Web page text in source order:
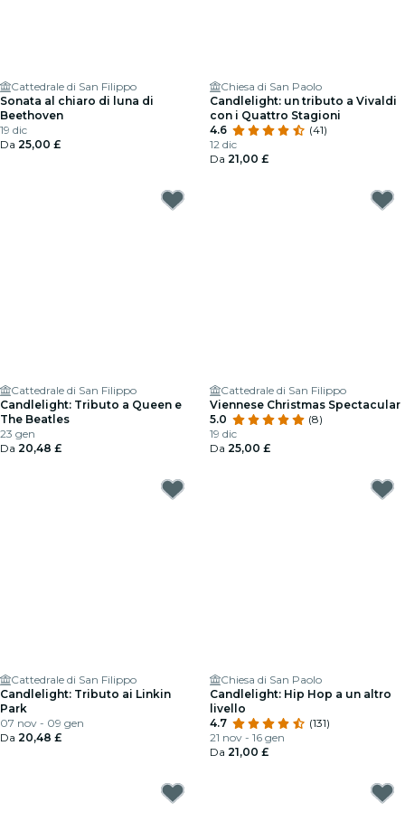
Cattedrale di San Filippo
Sonata al chiaro di luna di
Beethoven
19 dic
Da 25,00 £
Chiesa di San Paolo
Candlelight: un tributo a Vivaldi
con i Quattro Stagioni
4.6
(41)
12 dic
Da 21,00 £
Cattedrale di San Filippo
Candlelight: Tributo a Queen e
The Beatles
23 gen
Da 20,48 £
Cattedrale di San Filippo
Viennese Christmas Spectacular
5.0
(8)
19 dic
Da 25,00 £
Cattedrale di San Filippo
Candlelight: Tributo ai Linkin
Park
07 nov - 09 gen
Da 20,48 £
Chiesa di San Paolo
Candlelight: Hip Hop a un altro
livello
4.7
(131)
21 nov - 16 gen
Da 21,00 £